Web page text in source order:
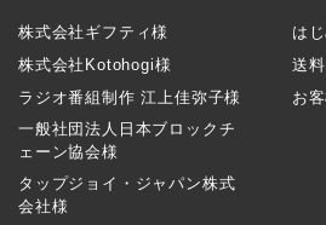
株式会社ギフティ様
株式会社Kotohogi様
ラジオ番組制作 江上佳弥子様
一般社団法人日本ブロックチ
ェーン協会様
タップジョイ・ジャパン株式
会社様
は
送
お